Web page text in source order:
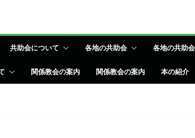
共助会について 各地の共助会 各地の共助会
関係教会の案内 関係教会の案内 本の紹介